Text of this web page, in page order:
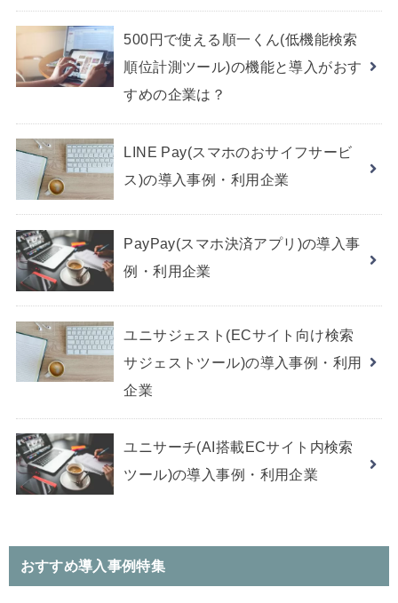
500円で使える順一くん(低機能検索
順位計測ツール)の機能と導入がおす
すめの企業は？
LINE Pay(スマホのおサイフサービ
ス)の導入事例・利用企業
PayPay(スマホ決済アプリ)の導入事
例・利用企業
ユニサジェスト(ECサイト向け検索
サジェストツール)の導入事例・利用
企業
ユニサーチ(AI搭載ECサイト内検索
ツール)の導入事例・利用企業
おすすめ導入事例特集